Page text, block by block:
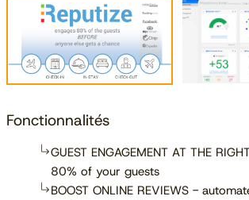
Fonctionnalités
GUEST ENGAGEMENT AT THE
80% of your guests
BOOST ONLINE REVIEWS -